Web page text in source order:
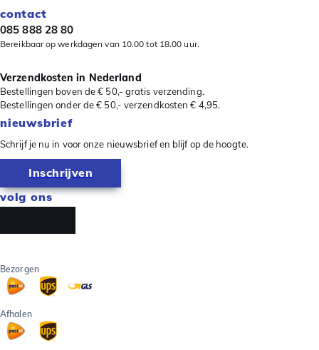
contact
085 888 28 80
Bereikbaar op werkdagen van 10.00 tot 18.00 uur.
Verzendkosten in Nederland
Bestellingen boven de € 50,- gratis verzending.
Bestellingen onder de € 50,- verzendkosten € 4,95.
nieuwsbrief
Schrijf je nu in voor onze nieuwsbrief en blijf op de hoogte.
Inschrijven
volg ons
Bezorgen
Afhalen